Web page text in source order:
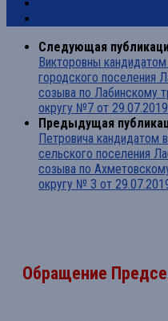
Следующая
Викторовны
городского поселения
созыва по Лабинскому
округу №7 от
Предыдущая
Петровича кандидатом
сельского поселения
созыва по
округу № 3 от
Обращение